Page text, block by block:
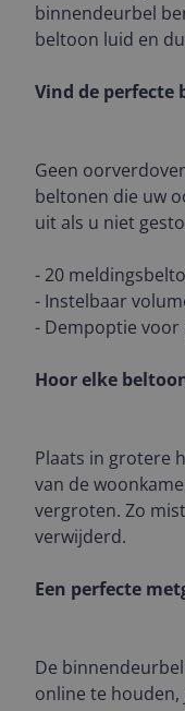
binnendeurbel
beltoon luid en
Vind de
Geen
beltonen die uw
uit als u niet
- 20
- Instelbaar
- Dempoptie
Hoor elke
Plaats in grotere
van de
vergroten. Zo
verwijderd.
Een perfecte
De
online te